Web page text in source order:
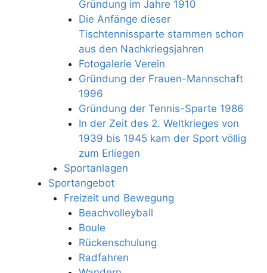
Gründung im Jahre 1910
Die Anfänge dieser
Tischtennissparte stammen schon
aus den Nachkriegsjahren
Fotogalerie Verein
Gründung der Frauen-Mannschaft
1996
Gründung der Tennis-Sparte 1986
In der Zeit des 2. Weltkrieges von
1939 bis 1945 kam der Sport völlig
zum Erliegen
Sportanlagen
Sportangebot
Freizeit und Bewegung
Beachvolleyball
Boule
Rückenschulung
Radfahren